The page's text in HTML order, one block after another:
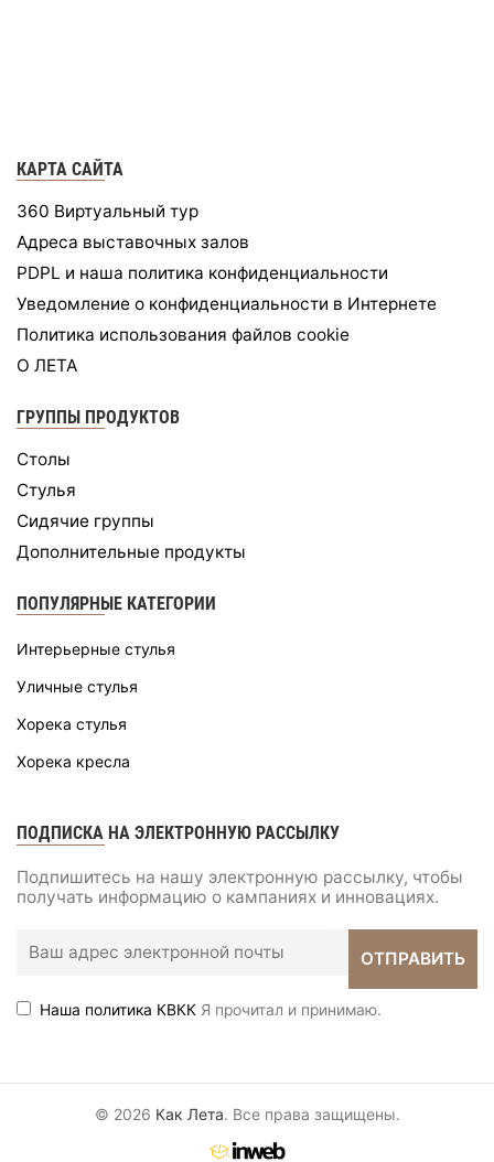
КАРТА САЙТА
360 Виртуальный тур
Адреса выставочных залов
PDPL и наша политика конфиденциальности
Уведомление о конфиденциальности в Интернете
Политика использования файлов cookie
О ЛЕТА
ГРУППЫ ПРОДУКТОВ
Столы
Стулья
Сидячие группы
Дополнительные продукты
ПОПУЛЯРНЫЕ КАТЕГОРИИ
Интерьерные стулья
Уличные стулья
Хорека стулья
Хорека кресла
ПОДПИСКА НА ЭЛЕКТРОННУЮ РАССЫЛКУ
Подпишитесь на нашу электронную рассылку, чтобы
получать информацию о кампаниях и инновациях.
Наша политика КВКК Я прочитал и принимаю.
© 2026 Как Лета. Все права защищены.